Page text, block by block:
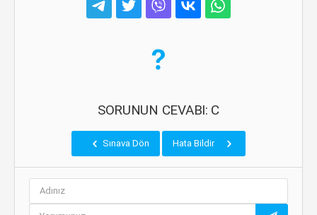
SORUNUN CEVABI: C
Sınava Dön Hata Bildir